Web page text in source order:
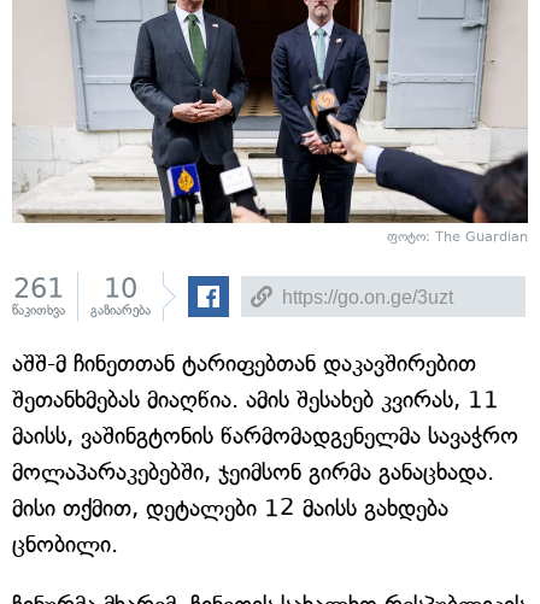
ფოტო: The Guardian
261
წაკითხვა
10
გაზიარება
აშშ-მ ჩინეთთან ტარიფებთან დაკავშირებით
შეთანხმებას მიაღწია. ამის შესახებ კვირას, 11
მაისს, ვაშინგტონის წარმომადგენელმა სავაჭრო
მოლაპარაკებებში, ჯეიმსონ გირმა განაცხადა.
მისი თქმით, დეტალები 12 მაისს გახდება
ცნობილი.